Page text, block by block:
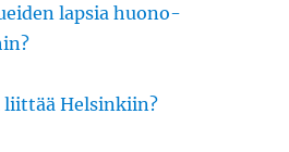
lapsia huono-
liittää Helsinkiin?